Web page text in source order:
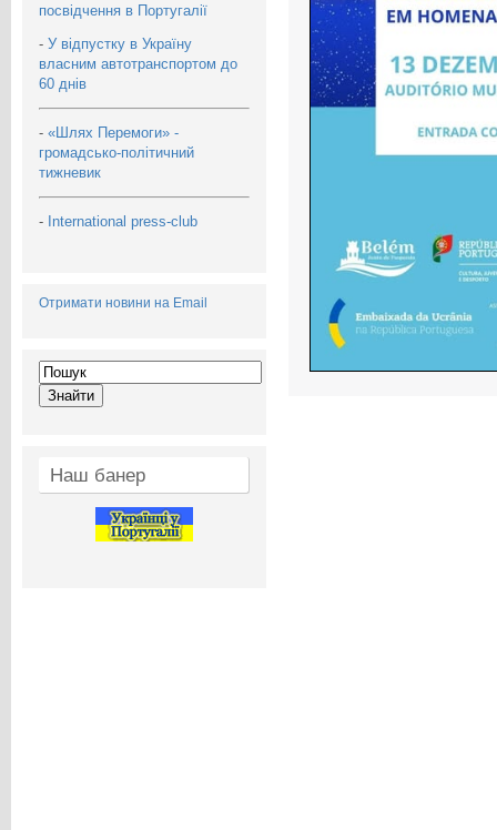
посвідчення в Португалії
- У відпустку в Україну
власним автотранспортом до
60 днів
- «Шлях Перемоги» -
громадсько-політичний
тижневик
- International press-club
Отримати новини на Email
Наш банер